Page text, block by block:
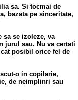
sa. Si tocmai de
bazata pe sinceritate,
sa se izoleze, va
jurul sau. Nu va certati
posibil orice fel de
o in copilarie,
de neimplinri sau